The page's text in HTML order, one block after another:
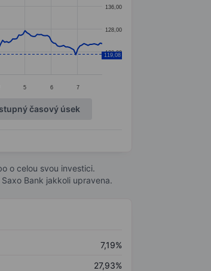
5 6 7
120,00
128,00
136,00
119,08
časový úsek
o celou svou investici.
Bank jakkoli upravena.
7,19%
27,93%